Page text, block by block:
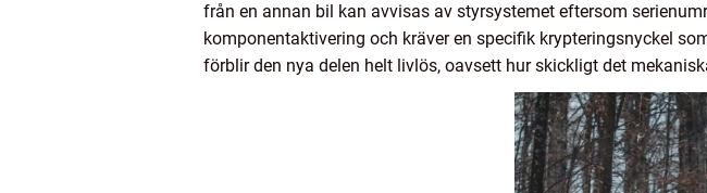
från en annan bil kan avvisas av styrsystemet eftersom
komponentaktivering och kräver en specifik krypteringsnyckel
förblir den nya delen helt livlös, oavsett hur skickligt det